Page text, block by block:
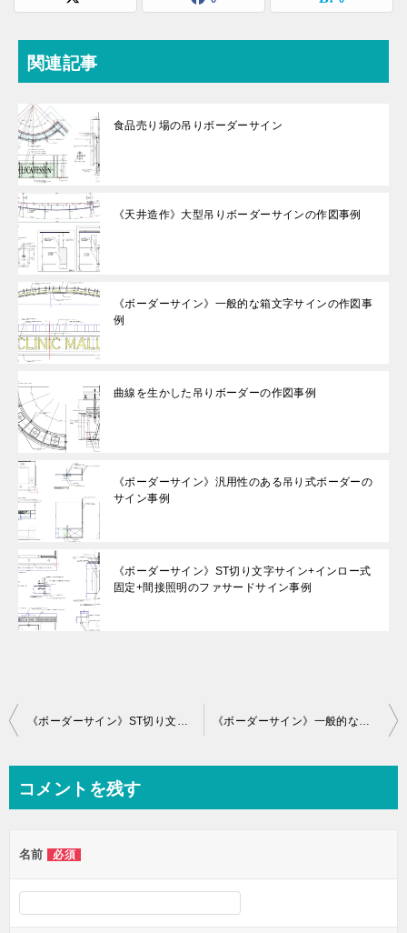
関連記事
食品売り場の吊りボーダーサイン
《天井造作》大型吊りボーダーサインの作図事例
《ボーダーサイン》一般的な箱文字サインの作図事
例
曲線を生かした吊りボーダーの作図事例
《ボーダーサイン》汎用性のある吊り式ボーダーの
サイン事例
《ボーダーサイン》ST切り文字サイン+インロー式
固定+間接照明のファサードサイン事例
投
ビ
ー
シ
ョ
コメントを残す
名前 必須